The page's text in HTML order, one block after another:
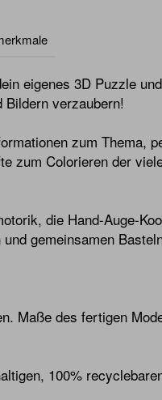
eigenes 3D Puzzle
verzaubern!
zum Thema,
zum Colorieren der
die Hand-Auge-
gemeinsamen
Maße des fertigen
100%